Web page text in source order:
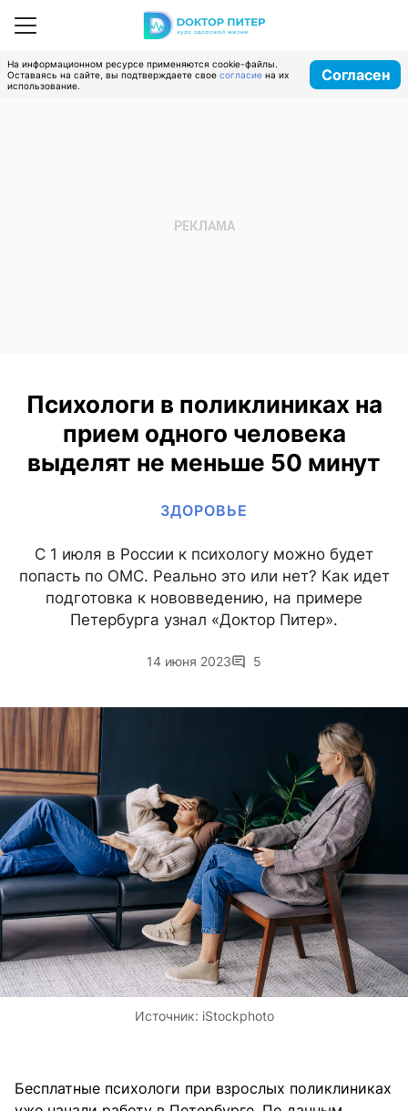
На информационном ресурсе применяются cookie-файлы.
Оставаясь на сайте, вы подтверждаете свое согласие на их
использование.
Согласен
Психологи в поликлиниках на
прием одного человека
выделят не меньше 50 минут
ЗДОРОВЬЕ
С 1 июля в России к психологу можно будет
попасть по ОМС. Реально это или нет? Как идет
подготовка к нововведению, на примере
Петербурга узнал «Доктор Питер».
14 июня 2023 5
Источник: iStockphoto
Бесплатные психологи при взрослых поликлиниках